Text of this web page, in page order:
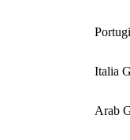
Italia
Arab